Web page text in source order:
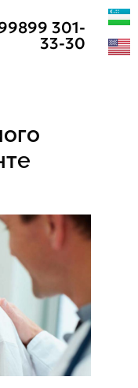
301-
33-30